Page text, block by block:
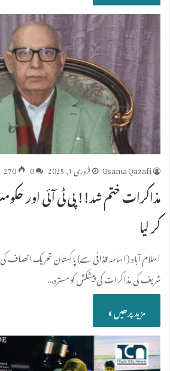
Usama Qazafi فروری 1, 2025 0
270
مذاکرات ختم شد!! پی ٹی آئی اور
کر لیا
اسلام آباد (اسامہ قذافی سے) پاکستان تحریک
شریف کی مذاکرات کی پیشکش کو مسترد…
مزید پرھیں »